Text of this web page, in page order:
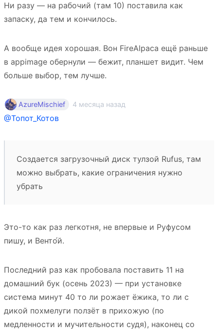
Ни разу — на рабочий (там 10) поставила как
запаску, да тем и кончилось.
А вообще идея хорошая. Вон FireAlpaca ещё раньше
в appimage обернули — бежит, планшет видит. Чем
больше выбор, тем лучше.
AzureMischief 4 месяца назад
@Топот_Котов
Создается загрузочный диск тулзой Rufus, там
можно выбрать, какие ограничения нужно
убрать
Это-то как раз легкотня, не впервые и Руфусом
пишу, и Венто́й.
Последний раз как пробовала поставить 11 на
домашний бук (осень 2023) — при установке
система минут 40 то ли рожает ёжика, то ли с
дикой похмелуги ползёт в прихожую (по
медленности и мучительности судя), наконец со